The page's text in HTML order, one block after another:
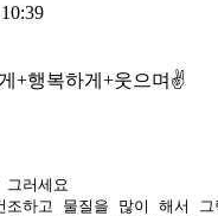
+행복하게+웃으며✌
러세요
조하고 물질을 많이 해서 그